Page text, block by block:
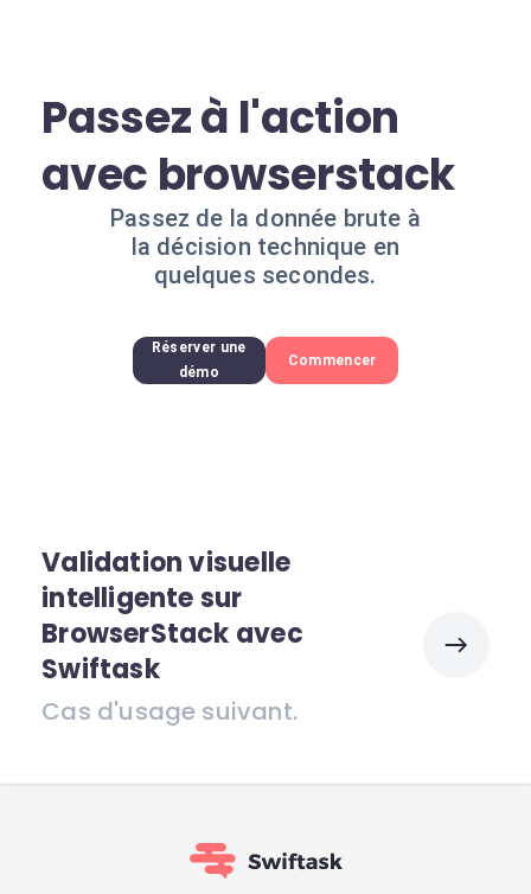
Passez à l'action
avec browserstack
Passez de la donnée brute à
la décision technique en
quelques secondes.
Réserver une
démo
Commencer
Validation visuelle
intelligente sur
BrowserStack avec
Swiftask
Cas d'usage suivant.